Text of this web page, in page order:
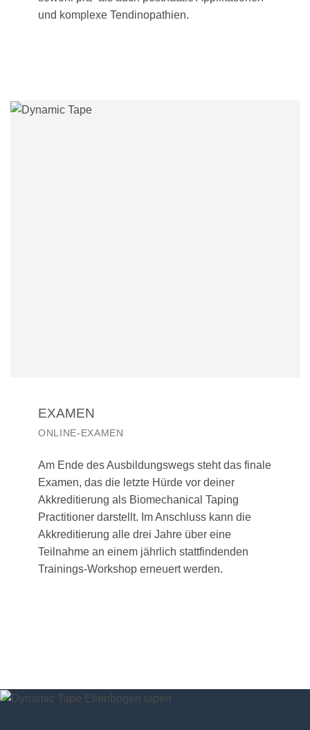
und komplexe Tendinopathien.
EXAMEN
ONLINE-EXAMEN
Am Ende des Ausbildungswegs steht das finale
Examen, das die letzte Hürde vor deiner
Akkreditierung als Biomechanical Taping
Practitioner darstellt. Im Anschluss kann die
Akkreditierung alle drei Jahre über eine
Teilnahme an einem jährlich stattfindenden
Trainings-Workshop erneuert werden.